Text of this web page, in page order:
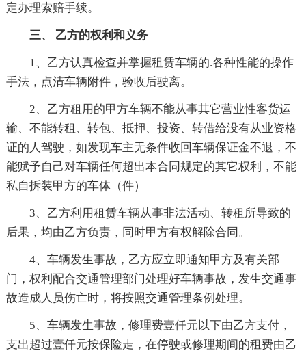
定办理索赔手续。
三、 乙方的权利和义务
1、乙方认真检查并掌握租赁车辆的.各种性能的操作
手法，点清车辆附件，验收后驶离。
2、乙方租用的甲方车辆不能从事其它营业性客货运
输、不能转租、转包、抵押、投资、转借给没有从业资格
证的人驾驶，如发现车主无条件收回车辆保证金不退，不
能赋予自己对车辆任何超出本合同规定的其它权利，不能
私自拆装甲方的车体（件）
3、乙方利用租赁车辆从事非法活动、转租所导致的
后果，均由乙方负责，同时甲方有权解除合同。
4、车辆发生事故，乙方应立即通知甲方及有关部
门，权利配合交通管理部门处理好车辆事故，发生交通事
故造成人员伤亡时，将按照交通管理条例处理。
5、车辆发生事故，修理费壹仟元以下由乙方支付，
支出超过壹仟元按保险走，在停驶或修理期间的租费由乙